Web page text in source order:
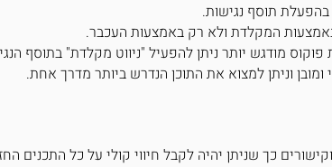
תוסף נגישות.
המקלדת ולא רק באמצעות העכבר.
מודגש יותר ניתן להפעיל "ניווט מקלדת" בתוסף
ומובן וניתן למצוא את התוכן הנדרש ביותר מדרך אחת.
כך שניתן יהיה לקבל חיווי קולי על כל התכנים